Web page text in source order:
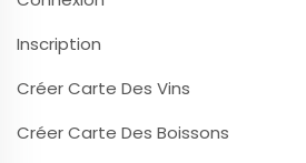
Inscription
Créer Carte Des Vins
Créer Carte Des Boissons